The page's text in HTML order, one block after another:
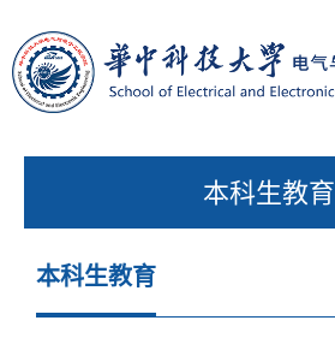
本科生教育
本科生教育